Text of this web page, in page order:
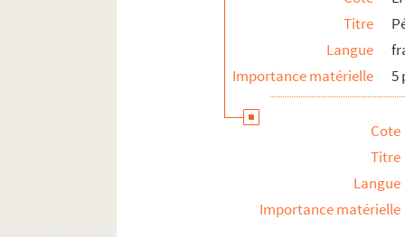
Titre
Langue
Importance matérielle
5
Cote
Titre
Langue
Importance matérielle